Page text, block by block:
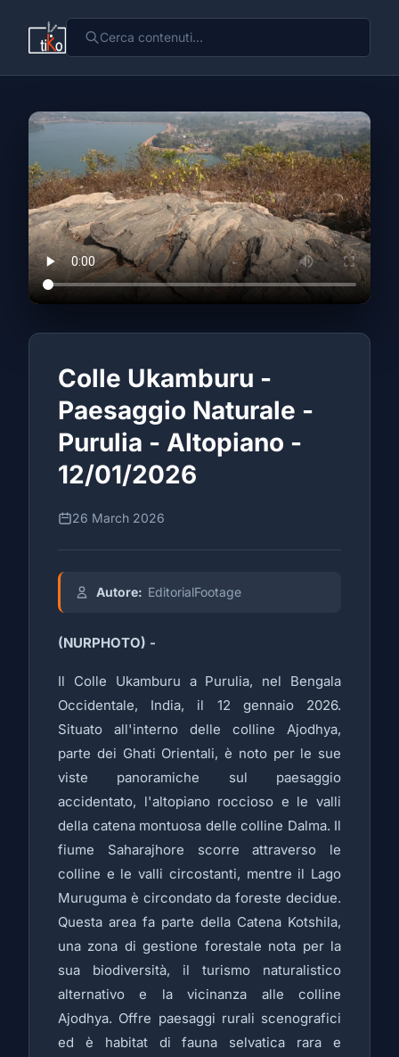
Colle Ukamburu -
Paesaggio Naturale -
Purulia - Altopiano -
12/01/2026
26 March 2026
Autore: EditorialFootage
(NURPHOTO) -
Il Colle Ukamburu a Purulia, nel Bengala
Occidentale, India, il 12 gennaio 2026.
Situato all'interno delle colline Ajodhya,
parte dei Ghati Orientali, è noto per le sue
viste panoramiche sul paesaggio
accidentato, l'altopiano roccioso e le valli
della catena montuosa delle colline Dalma. Il
fiume Saharajhore scorre attraverso le
colline e le valli circostanti, mentre il Lago
Muruguma è circondato da foreste decidue.
Questa area fa parte della Catena Kotshila,
una zona di gestione forestale nota per la
sua biodiversità, il turismo naturalistico
alternativo e la vicinanza alle colline
Ajodhya. Offre paesaggi rurali scenografici
ed è habitat di fauna selvatica rara e